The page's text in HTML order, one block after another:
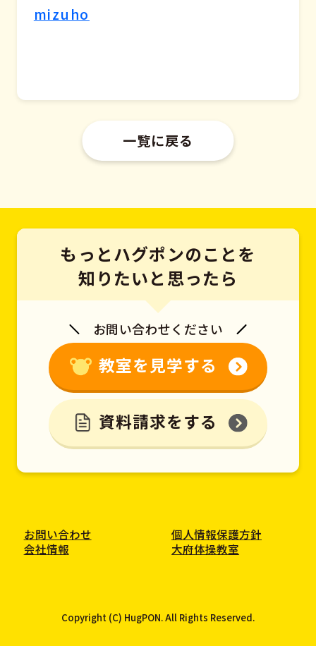
mizuho
一覧に戻る
もっとハグポンのことを
知りたいと思ったら
お問い合わせください
教室を見学する
資料請求をする
お問い合わせ
個人情報保護方針
会社情報
大府体操教室
Copyright (C) HugPON. All Rights Reserved.